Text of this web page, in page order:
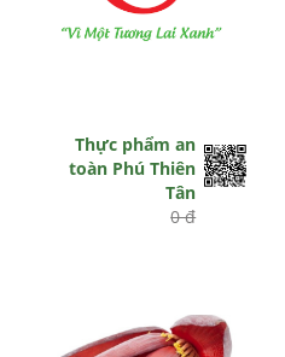
Thực phẩm an
toàn Phú Thiên
Tân
0 đ